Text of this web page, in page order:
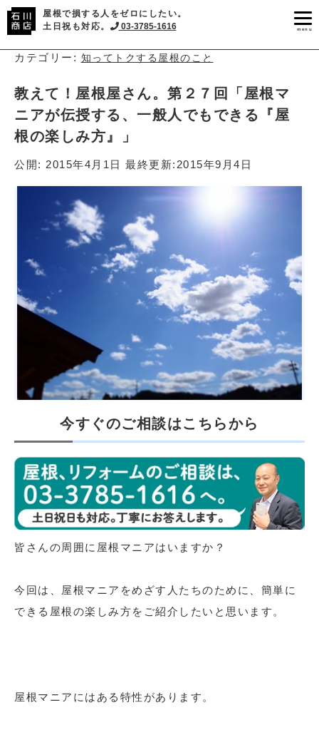
屋根で損する人をゼロにしたい。
土日祝も対応。
03-3785-1616 menu
カテゴリー: 知ってトクする屋根のこと
教えて！屋根屋さん。第２７回「屋根マ
ニアが伝授する、一般人でもできる『屋
根の楽しみ方』」
公開: 2015年4月1日 最終更新: 2015年9月4日
今すぐのご相談はこちらから
皆さんの周囲に屋根マニアはいますか？
今回は、屋根マニアをめざす人たちのために、簡単に
できる屋根の楽しみ方をご紹介したいと思います。
屋根マニアにはある特性があります。